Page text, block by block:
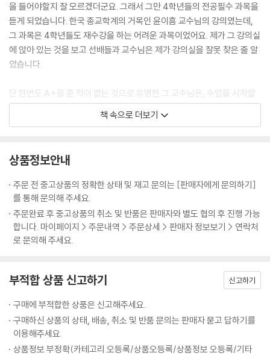
을 들어야할지 잘 모르겠더군요. 그래서 그만 4학년들의 전공필수 과목을
듣게 되었습니다. 한국 종교학계의 거목인 윤이흠 교수님의 강의였는데,
그 과목은 4학년들도 재수강을 하는 어려운 과목이었어요. 제가 그 강의실
에 앉아 있는 것을 보고 선배들과 교수님은 제가 강의실을 잘못 찾은 줄 알
았습니다.
단 한번도 A+을 준 적이 없는 것으로 유명한 그 교수님은, 수업을 시작할
때 그 날 수업에서 핵심이 되는 문제를 물으셨습니다. 출석부를 보고 나이
가 많은 많은 학생부터 질문을 해서 답을 못하면 다음 사람에게 넘어가는
"하나님, 제가 이 수업을 잘할 수 있게 도와주세요."
처음 듣는 어려운 수업이니 저는 마음 속으로 기도를 할 수밖에요. 그러다
드디어 제가 대답해야 할 차계가 되었습니다. 저는 이 수업을 어떻게 하고,
어떤 식으로 개념을 정리할지 미리 생각하고 기도한 내용을 말씀드렸습니
을 못해서 또 제 차례가 되었어요. 예습하면서 생각했던 것을 교수님께 말
니다. 그 다음부터는 선배들도 1학년에게 질세라 예습을 많이 하기 시작했
습니다. (...)
--- pp 58~60
책 속으로 더보기
상품정보안내
주문 전 중고상품의 정확한 상태 및 재고 문의는 [판매자에게 문의하기]
를 통해 문의해 주세요.
주문완료 후 중고상품의 취소 및 반품은 판매자와 별도 협의 후 진행 가능
합니다. 마이페이지 > 주문내역 > 주문상세 > 판매자 정보보기 > 연락처
로 문의해 주세요.
부적합 상품 신고하기 신고하기
구매에 부적합한 상품은 신고해주세요.
구매하신 상품의 상태, 배송, 취소 및 반품 문의는 판매자 묻고 답하기를
이용해주세요.
상품정보 부정확(카테고리 오등록/상품오등록/상품정보 오등록/기타